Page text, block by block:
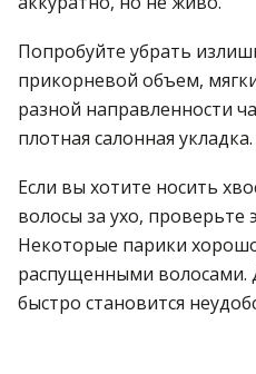
Попробуйте убрать
прикорневой объем,
разной направленности
плотная салонная укладка.
Если вы хотите носить
волосы за ухо,
Некоторые парики
распущенными волосами.
быстро становится